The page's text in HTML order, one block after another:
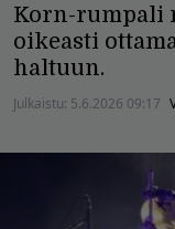
Korn-rumpali
oikeasti
haltuun.
Julkaistu: 5.6.2026 09:17